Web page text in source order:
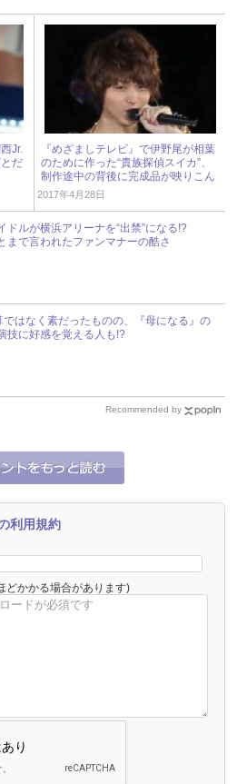
Jr.
だ
『めざましテレビ』で伊野尾が相葉
のために作った“貴族探偵スイカ”、
制作途中の背後に完成品が映りこん
でる!?
2017年4月28日
ドルが横浜アリーナを“出禁”になる!?
まで言われたファンマナーの酷さ
ではなく素だったものの、『母になる』の
技に好感を覚える人も!?
Recommended by
利用規約
どかかる場合があります)